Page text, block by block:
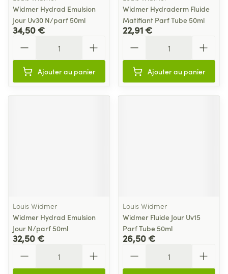
Widmer Hydrad Emulsion
Jour Uv30 N/parf 50ml
34,50 €
Ajouter au panier
Widmer Hydraderm Fluide
Matifiant Parf Tube 50ml
22,91 €
Ajouter au panier
Louis Widmer
Widmer Hydrad Emulsion
Jour N/parf 50ml
32,50 €
Louis Widmer
Widmer Fluide Jour Uv15
Parf Tube 50ml
26,50 €